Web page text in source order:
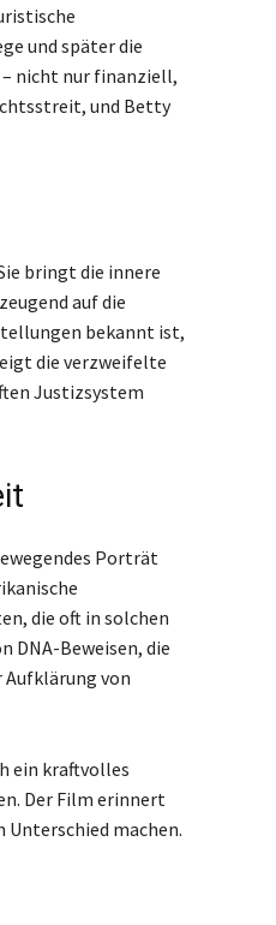
und später die
nicht nur finanziell,
und Betty
bringt die innere
auf die
bekannt ist,
die verzweifelte
Justizsystem
Porträt
die oft in solchen
DNA-Beweisen, die
Aufklärung von
ein kraftvolles
Der Film erinnert
Unterschied machen.